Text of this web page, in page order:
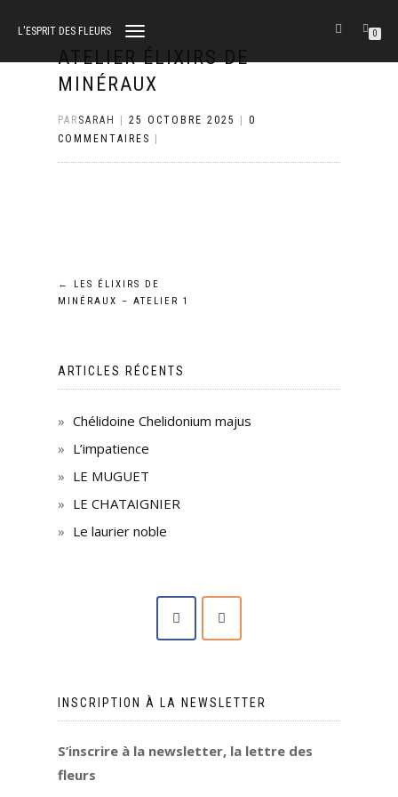
L'ESPRIT DES FLEURS
DÉPLIER
NAVIGATION
0
ATELIER ÉLIXIRS DE
MINÉRAUX
PAR SARAH 25 OCTOBRE 2025
0
COMMENTAIRES
Navigation
l’article
←
LES ÉLIXIRS DE
MINÉRAUX – ATELIER 1
ARTICLES RÉCENTS
Chélidoine Chelidonium majus
L’impatience
LE MUGUET
LE CHATAIGNIER
Le laurier noble
INSCRIPTION À LA NEWSLETTER
S’inscrire à la newsletter, la lettre des
fleurs